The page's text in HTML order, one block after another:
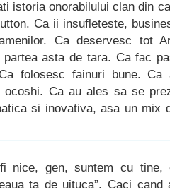
istoria onorabilului clan din
Ca ii insufleteste,
Ca deservesc tot
partea asta de tara. Ca fac
folosesc fainuri bune. Ca
ocoshi. Ca au ales sa se
si inovativa, asa un mix
nice, gen, suntem cu
ta de uituca”. Caci